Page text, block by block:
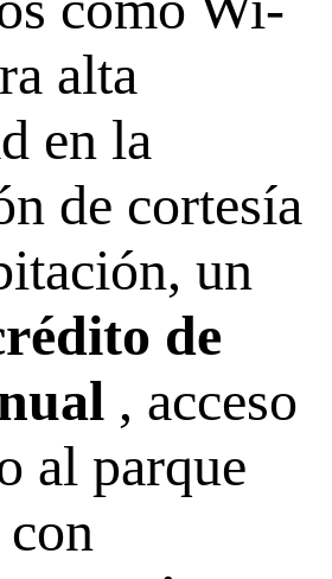
alta
en la
de cortesía
un
de
, acceso
al parque